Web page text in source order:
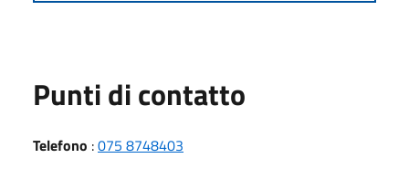
Punti di contatto
Telefono :075 8748403